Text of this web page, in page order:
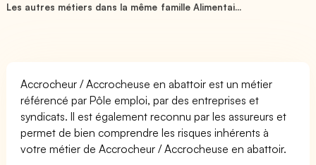
Les autres métiers dans la même famille Alimentai...
Accrocheur / Accrocheuse en abattoir est un métier
référencé par Pôle emploi, par des entreprises et
syndicats. Il est également reconnu par les assureurs et
permet de bien comprendre les risques inhérents à
votre métier de Accrocheur / Accrocheuse en abattoir.